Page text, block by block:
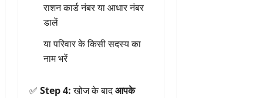
राशन कार्ड नंबर या आधार नंबर
डालें
या परिवार के किसी सदस्य का
नाम भरें
✅ Step 4:खोज के बादआपके